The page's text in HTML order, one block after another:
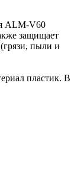
ALM-V60
защищает
пыли и
пластик. В